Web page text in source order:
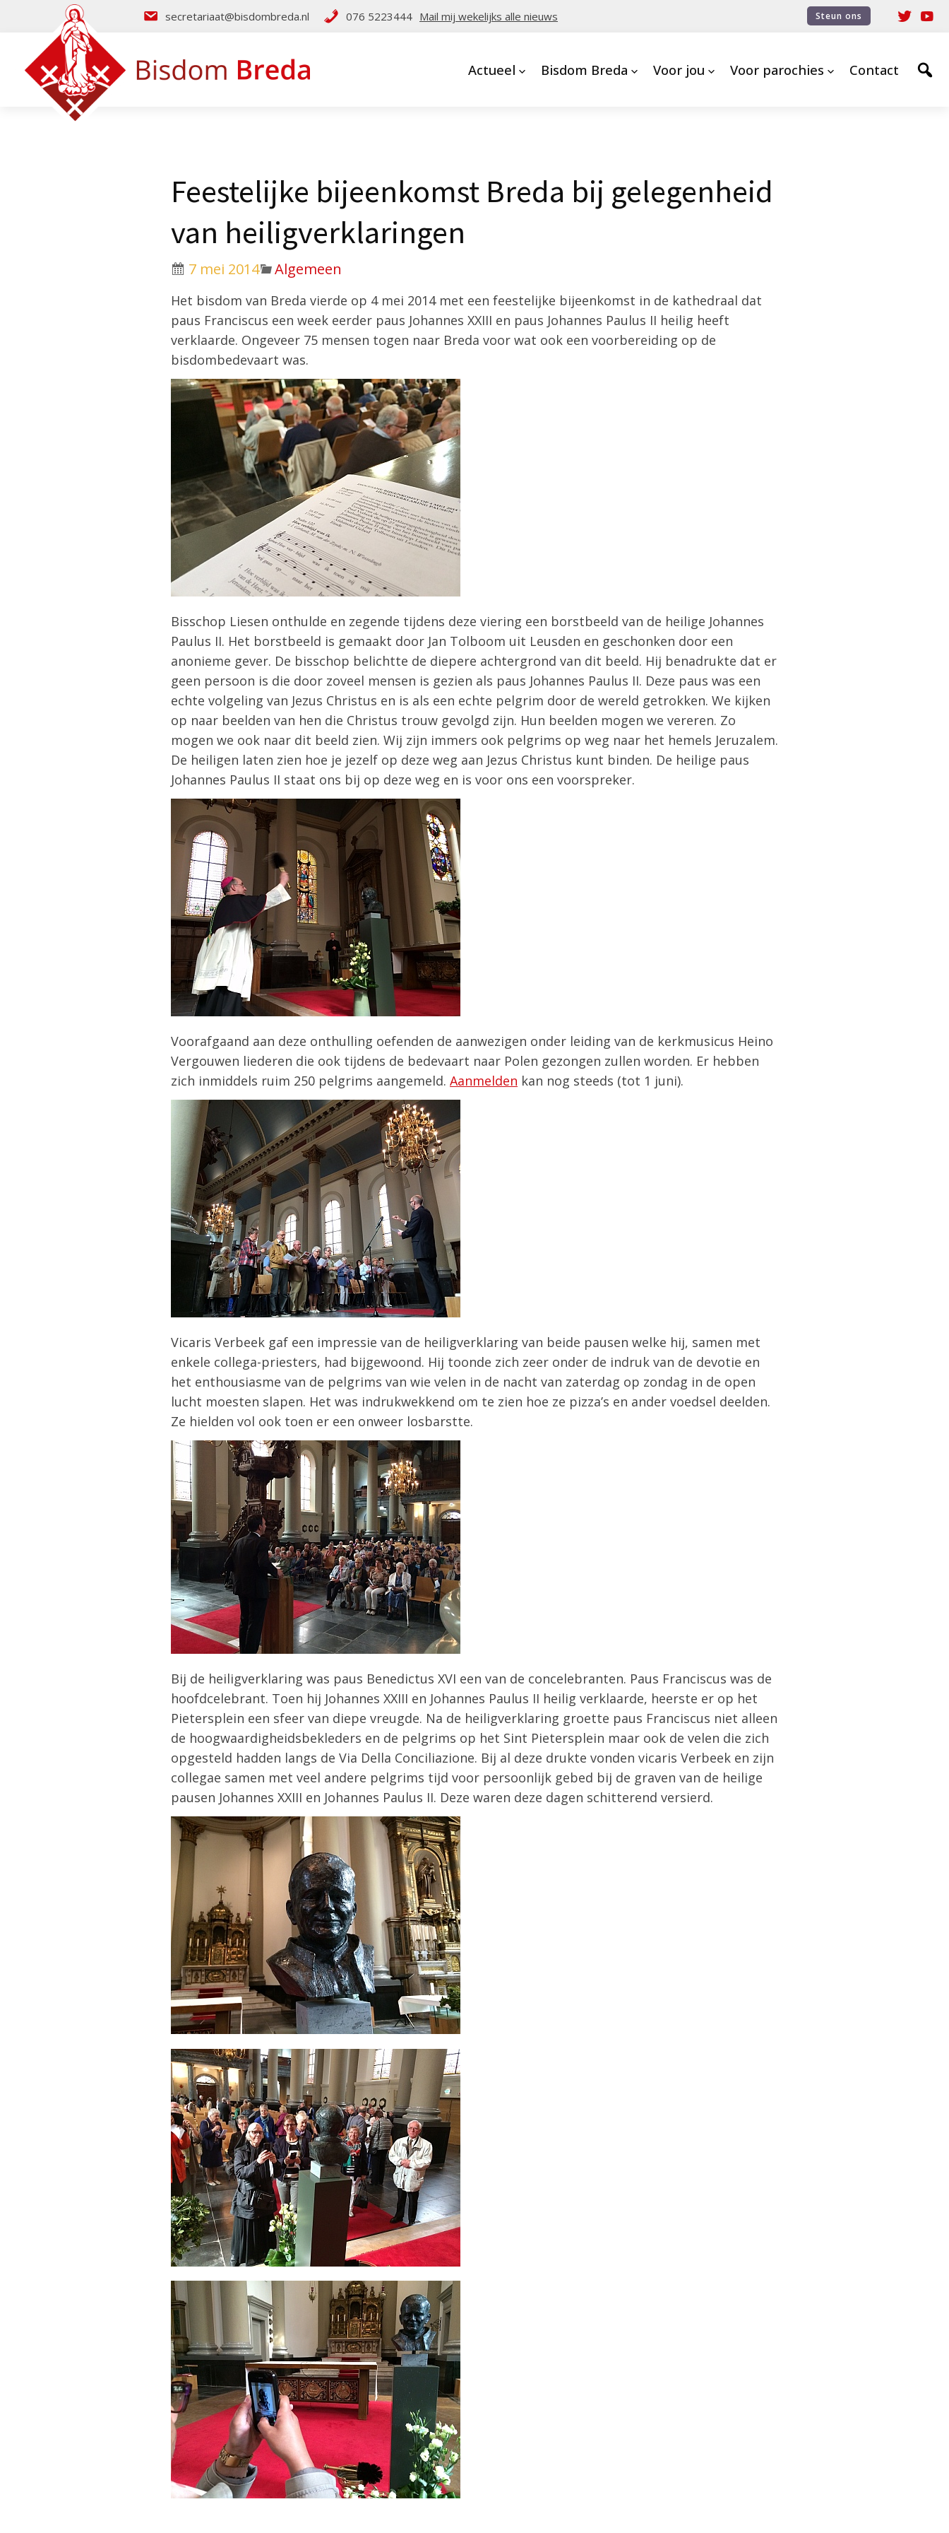
secretariaat@bisdombreda.nl 076 5223444 Mail mij wekelijks alle nieuws Steun ons
Actueel Bisdom Breda Voor jou Voor parochies Contact
Feestelijke bijeenkomst Breda bij gelegenheid
van heiligverklaringen
7 mei 2014 Algemeen
Het bisdom van Breda vierde op 4 mei 2014 met een feestelijke bijeenkomst in de kathedraal dat
paus Franciscus een week eerder paus Johannes XXIII en paus Johannes Paulus II heilig heeft
verklaarde. Ongeveer 75 mensen togen naar Breda voor wat ook een voorbereiding op de
bisdombedevaart was.
Bisschop Liesen onthulde en zegende tijdens deze viering een borstbeeld van de heilige Johannes
Paulus II. Het borstbeeld is gemaakt door Jan Tolboom uit Leusden en geschonken door een
anonieme gever. De bisschop belichtte de diepere achtergrond van dit beeld. Hij benadrukte dat er
geen persoon is die door zoveel mensen is gezien als paus Johannes Paulus II. Deze paus was een
echte volgeling van Jezus Christus en is als een echte pelgrim door de wereld getrokken. We kijken
op naar beelden van hen die Christus trouw gevolgd zijn. Hun beelden mogen we vereren. Zo
mogen we ook naar dit beeld zien. Wij zijn immers ook pelgrims op weg naar het hemels Jeruzalem.
De heiligen laten zien hoe je jezelf op deze weg aan Jezus Christus kunt binden. De heilige paus
Johannes Paulus II staat ons bij op deze weg en is voor ons een voorspreker.
Voorafgaand aan deze onthulling oefenden de aanwezigen onder leiding van de kerkmusicus Heino
Vergouwen liederen die ook tijdens de bedevaart naar Polen gezongen zullen worden. Er hebben
zich inmiddels ruim 250 pelgrims aangemeld. Aanmelden kan nog steeds (tot 1 juni).
Vicaris Verbeek gaf een impressie van de heiligverklaring van beide pausen welke hij, samen met
enkele collega-priesters, had bijgewoond. Hij toonde zich zeer onder de indruk van de devotie en
het enthousiasme van de pelgrims van wie velen in de nacht van zaterdag op zondag in de open
lucht moesten slapen. Het was indrukwekkend om te zien hoe ze pizza’s en ander voedsel deelden.
Ze hielden vol ook toen er een onweer losbarstte.
Bij de heiligverklaring was paus Benedictus XVI een van de concelebranten. Paus Franciscus was de
hoofdcelebrant. Toen hij Johannes XXIII en Johannes Paulus II heilig verklaarde, heerste er op het
Pietersplein een sfeer van diepe vreugde. Na de heiligverklaring groette paus Franciscus niet alleen
de hoogwaardigheidsbekleders en de pelgrims op het Sint Pietersplein maar ook de velen die zich
opgesteld hadden langs de Via Della Conciliazione. Bij al deze drukte vonden vicaris Verbeek en zijn
collegae samen met veel andere pelgrims tijd voor persoonlijk gebed bij de graven van de heilige
pausen Johannes XXIII en Johannes Paulus II. Deze waren deze dagen schitterend versierd.